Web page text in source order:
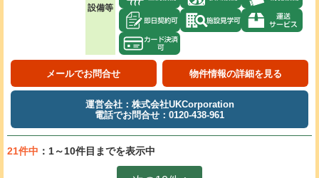
設備等
メールでお問合せ 物件情報の詳細を見る
運営会社：株式会社UKCorporation
電話でお問合せ：0120-438-961
21件中 ：1～10件目までを表示中